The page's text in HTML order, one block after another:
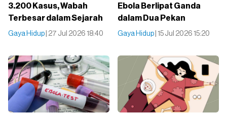
3.200 Kasus, Wabah
Terbesar dalam Sejarah
Gaya Hidup | 27 Jul 2026 18:40
Ebola Berlipat Ganda
dalam Dua Pekan
Gaya Hidup | 15 Jul 2026 15:20